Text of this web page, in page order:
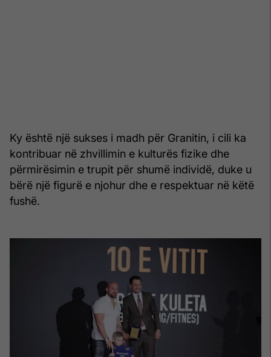
Ky është një sukses i madh për Granitin, i cili ka
kontribuar në zhvillimin e kulturës fizike dhe
përmirësimin e trupit për shumë individë, duke u
bërë një figurë e njohur dhe e respektuar në këtë
fushë.